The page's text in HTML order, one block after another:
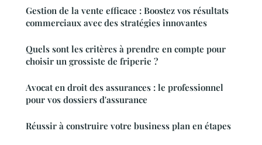
Gestion de la vente efficace : Boostez vos résultats
commerciaux avec des stratégies innovantes
Quels sont les critères à prendre en compte pour
choisir un grossiste de friperie ?
Avocat en droit des assurances : le professionnel
pour vos dossiers d'assurance
Réussir à construire votre business plan en étapes